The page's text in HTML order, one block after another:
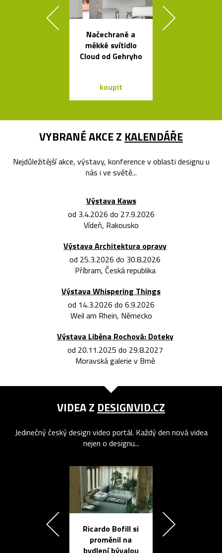
Načechrané a
měkké svítidlo
Cloud od Gehryho
koupit
VYBRANÉ AKCE Z KALENDÁŘE
Nejdůležitější akce, výstavy, konference v oblasti designu u
nás i ve světě...
Výstava Kaws
od 3.4.2026 do 27.9.2026
Vídeň, Rakousko
Výstava Architektura opravy
od 25.3.2026 do 30.8.2026
Příbram, Česká republika
Výstava Whispering Things
od 14.3.2026 do 6.9.2026
Weil am Rhein, Německo
Výstava Liběna Rochová: Doteky
od 20.11.2025 do 29.8.2027
Moravská galerie v Brně
VIDEA Z DESIGNVID.CZ
Jedinečný český design video portál. Každý den nová videa
nejen o designu...
Ricardo Bofill si
proměnil na
bydlení bývalou